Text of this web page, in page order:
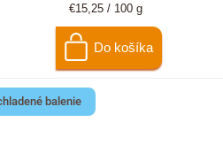
Jednotková
€15,25 / 100 g
Do košíka
balenie